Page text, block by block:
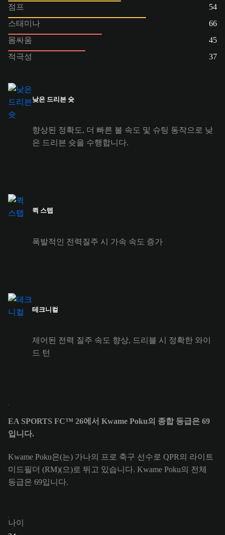
점프
54
스태미나
66
몸싸움
45
적극성
37
낮은 드리븐 슛
향상된 정확도, 더 빠른 볼 속도 및 슈팅 동작으로 낮
은 드리븐 슛을 수행합니다.
퀵 스텝
폭발적인 전력질주 시 가속 속도 증가
테크니컬
제어된 전력 질주 속도 향상, 드리블 시 정확한 와이
드 턴
EA SPORTS FC™ 26에서 Kwame Poku의 종합 등급은 69
입니다.
Kwame Poku은(는) 가나의 프로 축구 선수로 QPR의 라이트
미드필더 (RM)(으)로 뛰고 있습니다. Kwame Poku의 전체
등급은 69입니다.
나이